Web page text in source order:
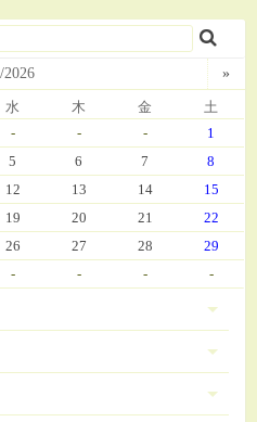
2026 »
水 木 金 土
- - -
1
5 6 7
8
12 13 14
15
19 20 21
22
26 27 28
29
- - - -